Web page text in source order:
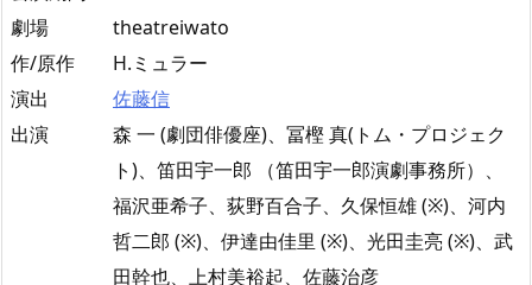
劇場
theatreiwato
作/原作
H.ミュラー
演出
佐藤信
出演
森 一 (劇団俳優座)、冨樫 真(トム・プロジェク
ト)、笛田宇一郎 （笛田宇一郎演劇事務所）、
福沢亜希子、荻野百合子、久保恒雄 (※)、河内
哲二郎 (※)、伊達由佳里 (※)、光田圭亮 (※)、武
田幹也、上村美裕起、佐藤治彦